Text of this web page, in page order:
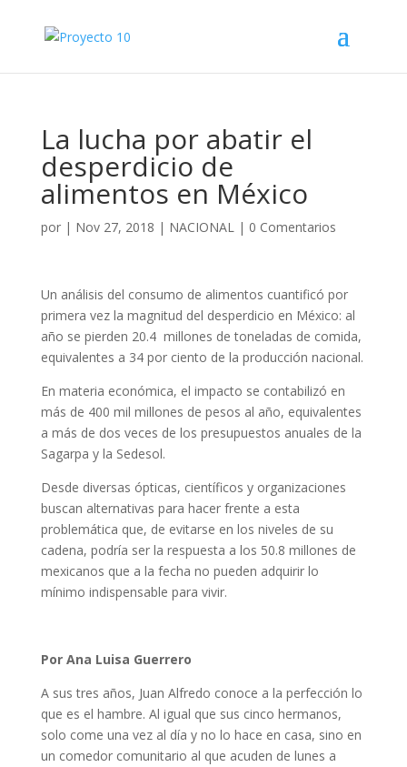
La lucha por abatir el
desperdicio de
alimentos en México
por | Nov 27, 2018 | NACIONAL| 0 Comentarios
Un análisis del consumo de alimentos cuantificó por
primera vez la magnitud del desperdicio en México: al
año se pierden 20.4 millones de toneladas de comida,
equivalentes a 34 por ciento de la producción nacional.
En materia económica, el impacto se contabilizó en
más de 400 mil millones de pesos al año, equivalentes
a más de dos veces de los presupuestos anuales de la
Sagarpa y la Sedesol.
Desde diversas ópticas, científicos y organizaciones
buscan alternativas para hacer frente a esta
problemática que, de evitarse en los niveles de su
cadena, podría ser la respuesta a los 50.8 millones de
mexicanos que a la fecha no pueden adquirir lo
mínimo indispensable para vivir.
Por Ana Luisa Guerrero
A sus tres años, Juan Alfredo conoce a la perfección lo
que es el hambre. Al igual que sus cinco hermanos,
solo come una vez al día y no lo hace en casa, sino en
un comedor comunitario al que acuden de lunes a